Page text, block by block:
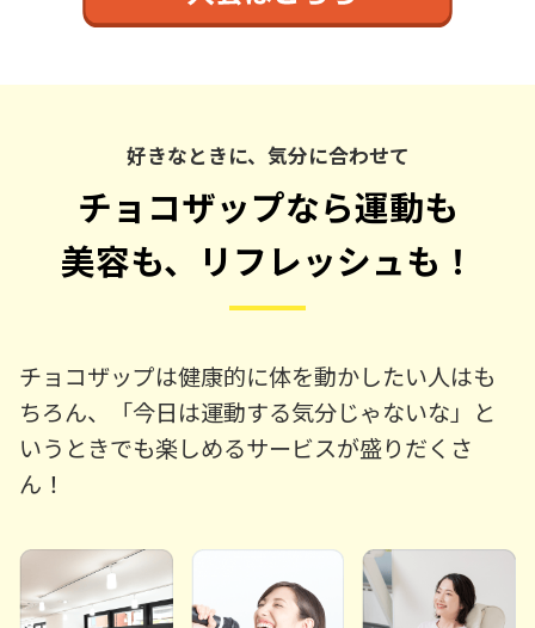
好きなときに、気分に合わせて
チョコザップなら運動も
美容も、リフレッシュも！
チョコザップは健康的に体を動かしたい人はも
ちろん、「今日は運動する気分じゃないな」と
いうときでも楽しめるサービスが盛りだくさ
ん！